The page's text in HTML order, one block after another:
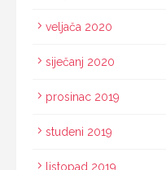
veljača 2020
siječanj 2020
prosinac 2019
studeni 2019
listopad 2019